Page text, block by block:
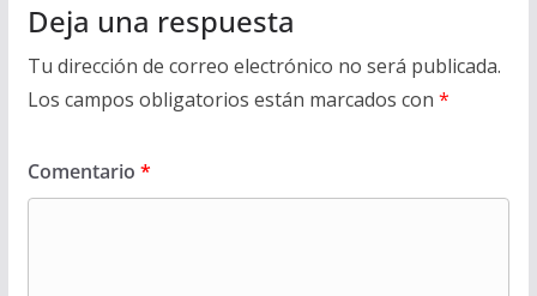
Deja una respuesta
Tu dirección de correo electrónico no será publicada.
Los campos obligatorios están marcados con *
Comentario *